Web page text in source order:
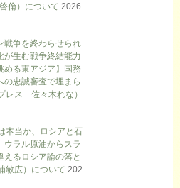
倫）について 2026
戦争を終わらせられ
が生む戦争終結能力
る東アジア】国務
の忠誠審査で埋まら
レス 佐々木れな）
本当か、ロシアと石
ラル原油からスラ
えるロシア論の落と
敏広）について 202